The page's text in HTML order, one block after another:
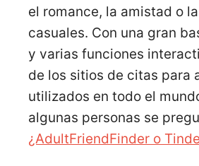
el romance, la amistad o
casuales. Con una gran
y varias funciones
de los sitios de citas para
utilizados en todo el
algunas personas se
¿AdultFriendFinder o